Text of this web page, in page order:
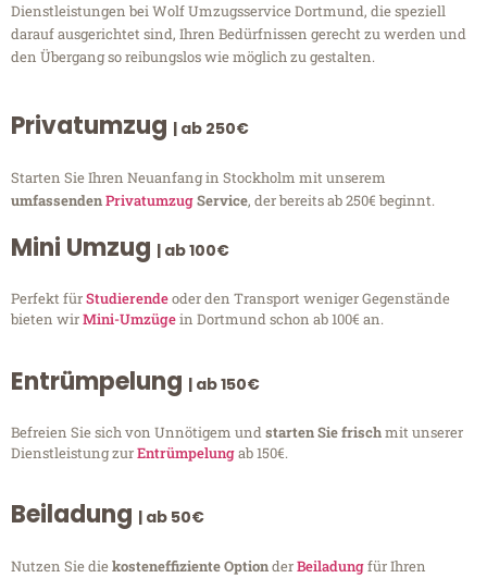
Dienstleistungen bei Wolf Umzugsservice Dortmund, die speziell
darauf ausgerichtet sind, Ihren Bedürfnissen gerecht zu werden und
den Übergang so reibungslos wie möglich zu gestalten.
Privatumzug | ab 250€
Starten Sie Ihren Neuanfang in Stockholm mit unserem
umfassendenPrivatumzugService, der bereits ab 250€ beginnt.
Mini Umzug | ab 100€
Perfekt fürStudierendeoder den Transport weniger Gegenstände
bieten wirMini-Umzügein Dortmund schon ab 100€ an.
Entrümpelung | ab 150€
Befreien Sie sich von Unnötigem undstarten Sie frischmit unserer
Dienstleistung zurEntrümpelungab 150€.
Beiladung | ab 50€
Nutzen Sie diekosteneffiziente OptionderBeiladungfür Ihren